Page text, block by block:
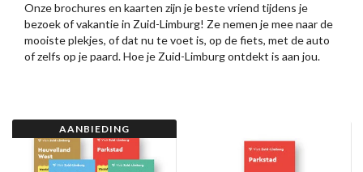
Brochures en kaarten
Plattegronden
Uit de streek
Streekpakketten
Kerstpakketten
Ansichtkaarten
Onze brochures en kaarten zijn je beste vriend tijdens je
bezoek of vakantie in Zuid-Limburg! Ze nemen je mee naar de
mooiste plekjes, of dat nu te voet is, op de fiets, met de auto
of zelfs op je paard. Hoe je Zuid-Limburg ontdekt is aan jou.
AANBIEDING